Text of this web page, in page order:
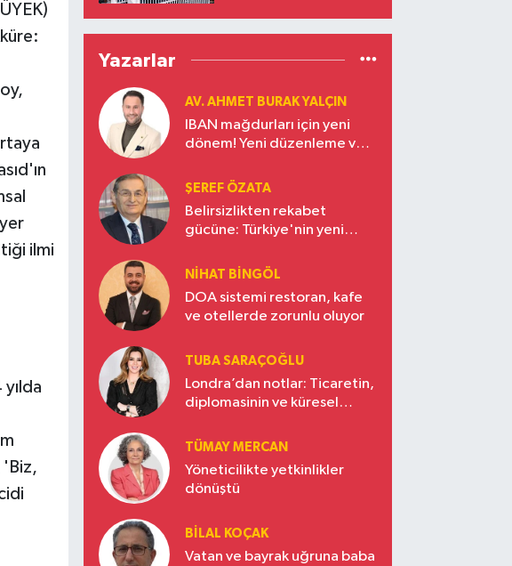
ilmi
'Biz,
Eriyor
Yazarlar
AV. AHMET BURAK YALÇIN
IBAN mağdurları için yeni
dönem! Yeni düzenleme ve
ŞEREF ÖZATA
Belirsizlikten rekabet
gücüne: Türkiye'nin yeni
NIHAT BINGÖL
DOA sistemi restoran, kafe
ve otellerde zorunlu oluyor
TUBA SARAÇOĞLU
Londra’dan notlar: Ticaretin,
diplomasinin ve küresel
Türkiye’nin yükselen gücü
TÜMAY MERCAN
Yöneticilikte yetkinlikler
dönüştü
BILAL KOÇAK
Vatan ve bayrak uğruna baba